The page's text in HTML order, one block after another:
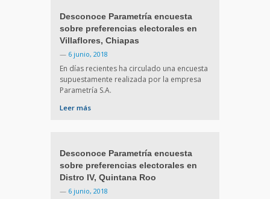
Desconoce Parametría encuesta
sobre preferencias electorales en
Villaflores, Chiapas
— 6 junio, 2018
En días recientes ha circulado una encuesta
supuestamente realizada por la empresa
Parametría S.A.
Leer más
Desconoce Parametría encuesta
sobre preferencias electorales en
Distro IV, Quintana Roo
— 6 junio, 2018